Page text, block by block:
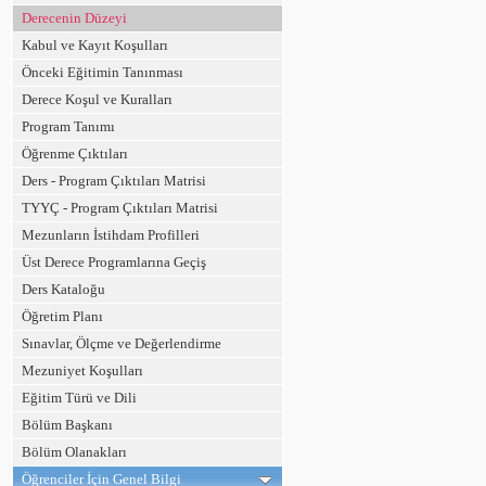
Derecenin Düzeyi
Kabul ve Kayıt Koşulları
Önceki Eğitimin Tanınması
Derece Koşul ve Kuralları
Program Tanımı
Öğrenme Çıktıları
Ders - Program Çıktıları Matrisi
TYYÇ - Program Çıktıları Matrisi
Mezunların İstihdam Profilleri
Üst Derece Programlarına Geçiş
Ders Kataloğu
Öğretim Planı
Sınavlar, Ölçme ve Değerlendirme
Mezuniyet Koşulları
Eğitim Türü ve Dili
Bölüm Başkanı
Bölüm Olanakları
Öğrenciler İçin Genel Bilgi